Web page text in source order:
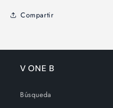
Compartir
V ONE B
Búsqueda